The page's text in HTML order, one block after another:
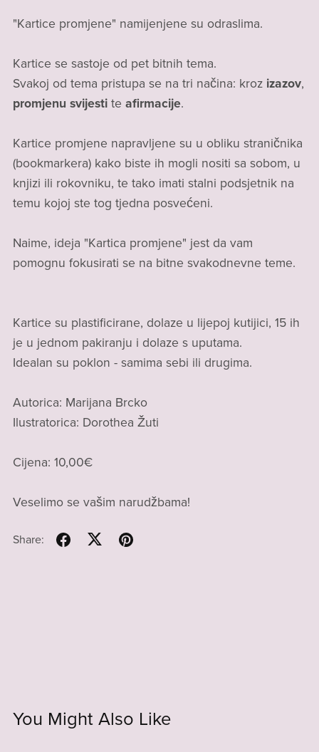
"Kartice promjene" namijenjene su odraslima.
Kartice se sastoje od pet bitnih tema.
Svakoj od tema pristupa se na tri načina: kroz izazov,
promjenu svijestite afirmacije.
Kartice promjene napravljene su u obliku straničnika
(bookmarkera) kako biste ih mogli nositi sa sobom, u
knjizi ili rokovniku, te tako imati stalni podsjetnik na
temu kojoj ste tog tjedna posvećeni.
Naime, ideja "Kartica promjene" jest da vam
pomognu fokusirati se na bitne svakodnevne teme.
Kartice su plastificirane, dolaze u lijepoj kutijici, 15 ih
je u jednom pakiranju i dolaze s uputama.
Idealan su poklon - samima sebi ili drugima.
Autorica: Marijana Brcko
Ilustratorica: Dorothea Žuti
Cijena: 10,00€
Veselimo se vašim narudžbama!
Share:
You Might Also Like